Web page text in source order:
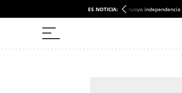
ES NOTICIA: Apoyo independencia